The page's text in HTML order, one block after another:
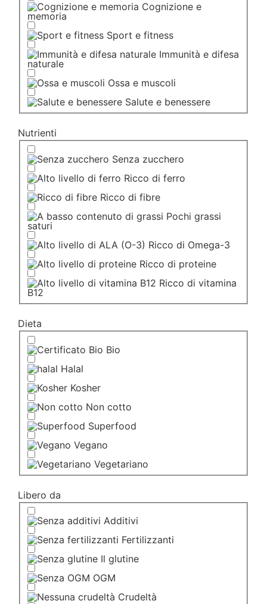
Cognizione e
memoria
Sport e fitness
Immunità e difesa
naturale
Ossa e muscoli
Salute e benessere
Nutrienti
Senza zucchero
Ricco di ferro
Ricco di fibre
Pochi grassi
saturi
Ricco di Omega-3
Ricco di proteine
Ricco di vitamina
B12
Dieta
Bio
Halal
Kosher
Non cotto
Superfood
Vegano
Vegetariano
Libero da
Additivi
Fertilizzanti
Il glutine
OGM
Crudeltà